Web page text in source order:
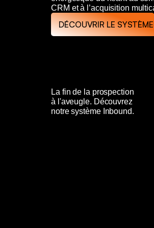
CRM et à l’acquisition
DÉCOUVRIR LE SYSTÈME
La fin de la prospection
à l'aveugle. Découvrez
notre système Inbound.